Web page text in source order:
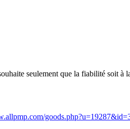
seulement que la fiabilité soit à